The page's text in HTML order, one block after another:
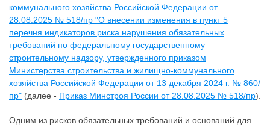
коммунального хозяйства Российской Федерации от
28.08.2025 № 518/пр "О внесении изменения в пункт 5
перечня индикаторов риска нарушения обязательных
требований по федеральному государственному
строительному надзору, утвержденного приказом
Министерства строительства и жилищно-коммунального
хозяйства Российской Федерации от 13 декабря 2024 г. № 860/
пр" (далее - Приказ Минстроя России от 28.08.2025 № 518/пр).
Одним из рисков обязательных требований и оснований для